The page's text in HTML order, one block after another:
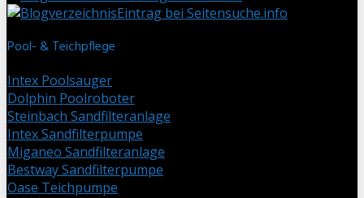
Eintrag bei Seitensuche.info
Pool- & Teichpflege
Intex Poolsauger
Dolphin Poolroboter
Steinbach Sandfilteranlage
Intex Sandfilterpumpe
Miganeo Sandfilteranlage
Bestway Sandfilterpumpe
Oase Teichpumpe